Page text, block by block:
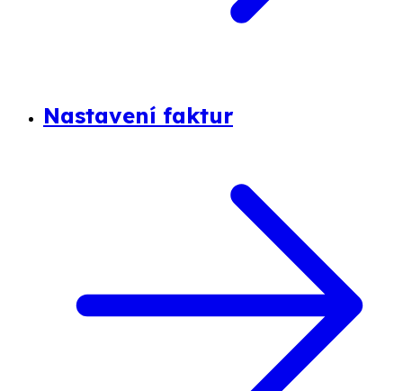
Nastavení faktur